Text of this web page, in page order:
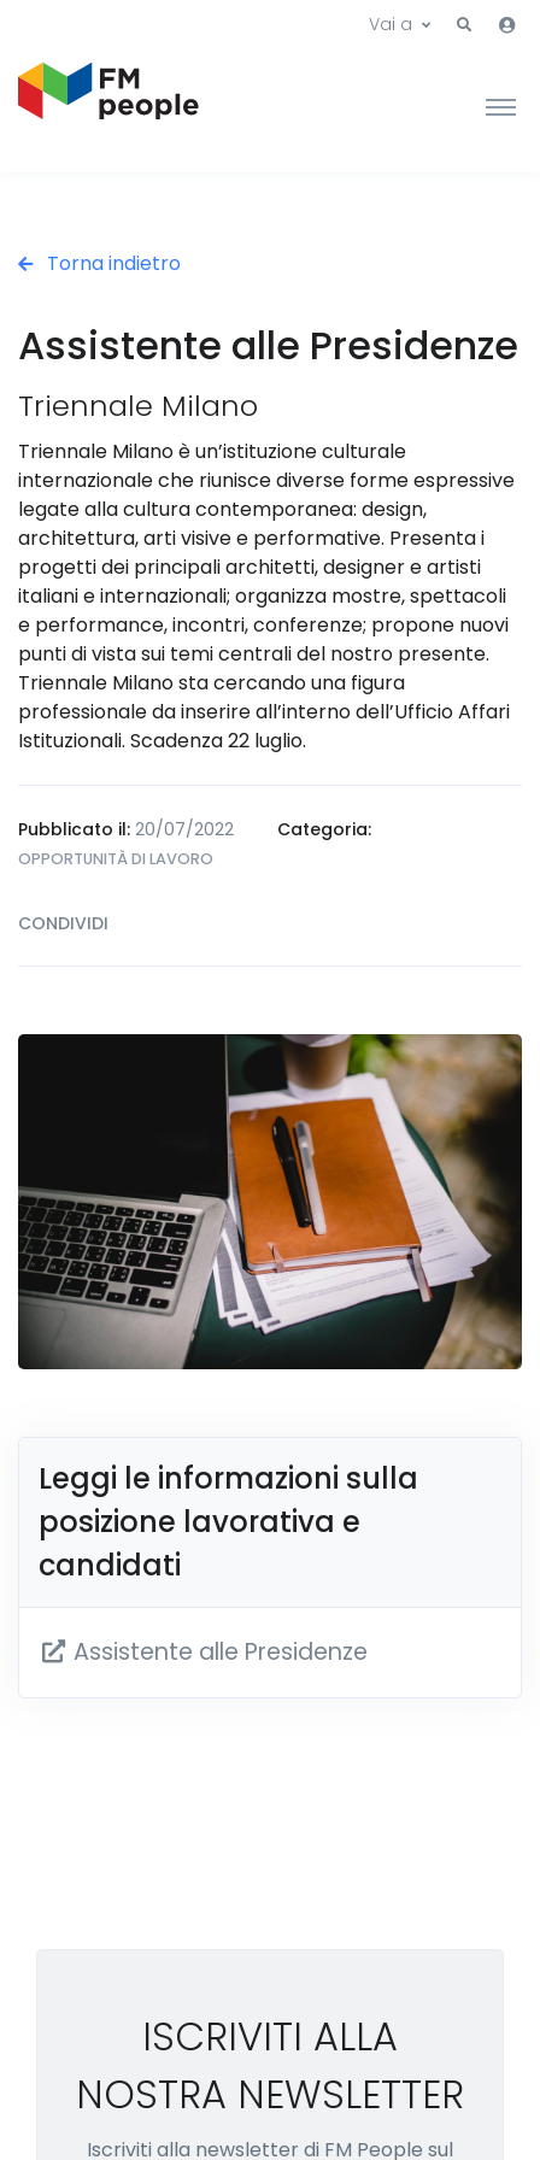
Vai a
Torna indietro
Assistente alle Presidenze
Triennale Milano
Triennale Milano è un’istituzione culturale
internazionale che riunisce diverse forme espressive
legate alla cultura contemporanea: design,
architettura, arti visive e performative. Presenta i
progetti dei principali architetti, designer e artisti
italiani e internazionali; organizza mostre, spettacoli
e performance, incontri, conferenze; propone nuovi
punti di vista sui temi centrali del nostro presente.
Triennale Milano sta cercando una figura
professionale da inserire all’interno dell’Ufficio Affari
Istituzionali. Scadenza 22 luglio.
Pubblicato il: 20/07/2022 Categoria:
OPPORTUNITÀ DI LAVORO
CONDIVIDI
Leggi le informazioni sulla
posizione lavorativa e
candidati
Assistente alle Presidenze
ISCRIVITI ALLA
NOSTRA NEWSLETTER
Iscriviti alla newsletter di FM People sul